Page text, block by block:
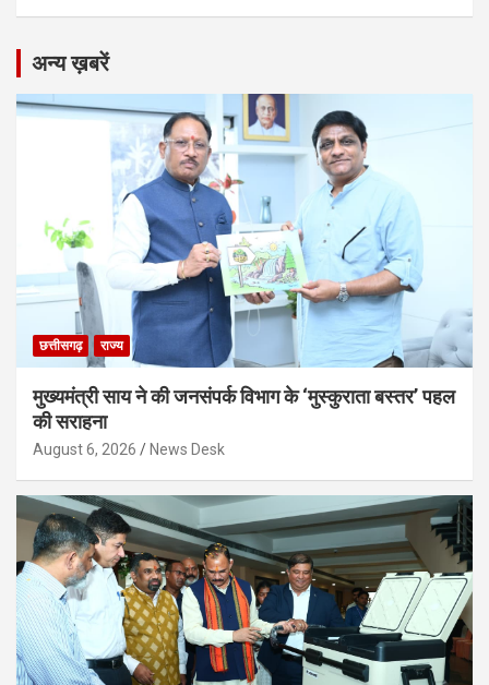
अन्य ख़बरें
छत्तीसगढ़ राज्य
मुख्यमंत्री साय ने की जनसंपर्क विभाग के ‘मुस्कुराता बस्तर’ पहल
की सराहना
August 6, 2026 News Desk